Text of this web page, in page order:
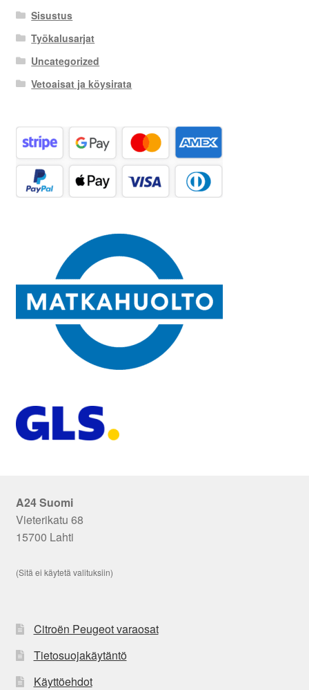
Sisustus
Työkalusarjat
Uncategorized
Vetoaisat ja köysirata
A24 Suomi
Vieterikatu 68
15700 Lahti
(Sitä ei käytetä valituksiin)
Citroën Peugeot varaosat
Tietosuojakäytäntö
Käyttöehdot